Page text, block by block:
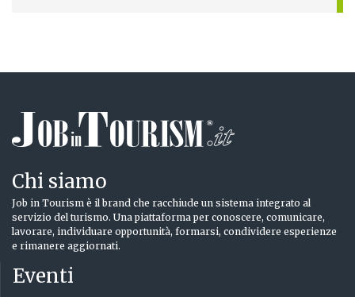
Chi siamo
Job in Tourism è il brand che racchiude un sistema integrato al
servizio del turismo. Una piattaforma per conoscere, comunicare,
lavorare, individuare opportunità, formarsi, condividere esperienze
e rimanere aggiornati.
Eventi